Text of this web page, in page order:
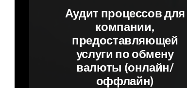
Аудит процессов для
компании,
предоставляющей
услуги по обмену
валюты (онлайн/
оффлайн)